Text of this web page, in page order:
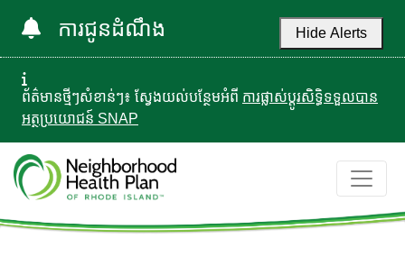
ការជូនដំណឹង Hide Alerts
ព័ត៌មានថ្មីៗសំខាន់ៗ៖ ស្វែងយល់បន្ថែមអំពី ការផ្លាស់ប្តូរសិទ្ធិទទួលបាន
អត្ថប្រយោជន៍ SNAP